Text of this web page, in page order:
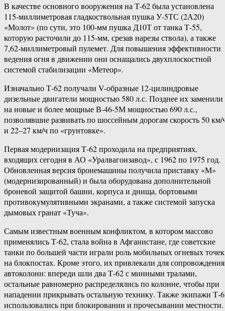
В качестве основного вооружения на Т-62 была установлена
115-миллиметровая гладкоствольная пушка У-5ТС (2А20)
«Молот» (по сути, это 100-мм пушка Д10Т от танка Т-55,
которую расточили до 115-мм, срезав нарезы ствола), а также
7,62-миллиметровый пулемет. Для повышения эффективности
ведения огня в движении они оснащались двухплоскостной
системой стабилизации «Метеор».
Изначально Т-62 получали V-образные 12-цилиндровые
дизельные двигатели мощностью 580 л.с. Позднее их заменили
на новые и более мощные В-46-5М мощностью 690 л.с.,
позволявшие развивать по шоссейным дорогам скорость 50 км/
и 22–27 км/ч по «грунтовке».
Первая модернизация Т-62 проходила на предприятиях,
входящих сегодня в АО «Уралвагонзавод», с 1962 по 1975 год.
Обновленная версия бронемашины получила приставку «М»
(модернизированный) и была оборудована дополнительной
броневой защитой башни, корпуса и днища, бортовыми
противокумулятивными экранами, а также системой запуска
дымовых гранат «Туча».
Самым известным военным конфликтом, в котором массово
применялись Т-62, стала война в Афганистане, где советские
танки по большей части играли роль мобильных огневых точек
на блокпостах. Кроме этого, их привлекали для сопровождения
автоколонн: впереди шли два Т-62 с минными тралами,
остальные равномерно распределялись по колонне, чтобы при
нападении прикрывать остальную технику. Также экипажи Т-
использовались при блокировании и прочесывании местности.